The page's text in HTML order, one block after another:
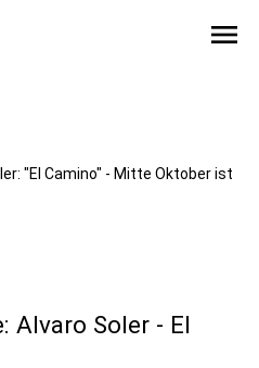
menu
"El Camino" - Mitte Oktober ist
Alvaro Soler - El